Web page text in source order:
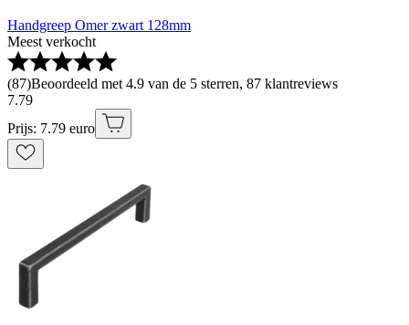
Handgreep Omer zwart 128mm
Meest verkocht
(87)Beoordeeld met 4.9 van de 5 sterren, 87 klantreviews
7.79
Prijs: 7.79 euro